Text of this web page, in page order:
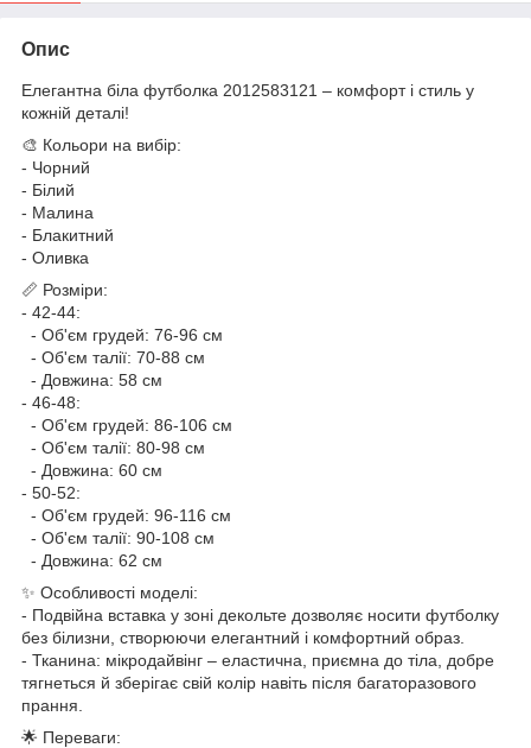
Опис
Елегантна біла футболка 2012583121 – комфорт і стиль у
кожній деталі!
🎨 Кольори на вибір:
- Чорний
- Білий
- Малина
- Блакитний
- Оливка
📏 Розміри:
- 42-44:
- Об'єм грудей: 76-96 см
- Об'єм талії: 70-88 см
- Довжина: 58 см
- 46-48:
- Об'єм грудей: 86-106 см
- Об'єм талії: 80-98 см
- Довжина: 60 см
- 50-52:
- Об'єм грудей: 96-116 см
- Об'єм талії: 90-108 см
- Довжина: 62 см
✨ Особливості моделі:
- Подвійна вставка у зоні декольте дозволяє носити футболку
без білизни, створюючи елегантний і комфортний образ.
- Тканина: мікродайвінг – еластична, приємна до тіла, добре
тягнеться й зберігає свій колір навіть після багаторазового
прання.
🌟 Переваги: